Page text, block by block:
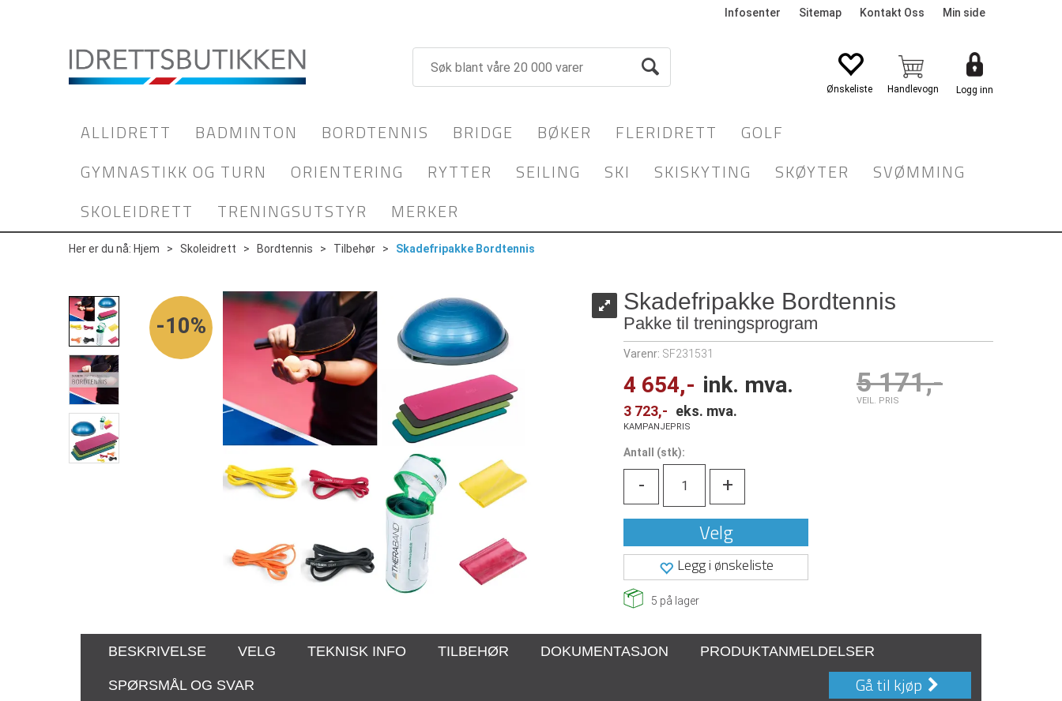
Infosenter Sitemap Kontakt Oss Min side
Logg inn
ALLIDRETT BADMINTON BORDTENNIS BRIDGE BØKER FLERIDRETT
GOLF
GYMNASTIKK OG TURN
ORIENTERING RYTTER SEILING SKI SKISKYTING SKØYTER
SVØMMING
SKOLEIDRETT
TRENINGSUTSTYR MERKER
Her er du nå: Hjem > Skoleidrett > Bordtennis > Tilbehør > Skadefripakke Bordtennis
10%
Skadefripakke Bordtennis
Pakke til treningsprogram
Varenr: SF231531
4 654,- ink. mva.
3 723,- eks. mva.
KAMPANJEPRIS
5 171,-
VEIL. PRIS
Antall (stk):
- +
Velg
Legg i ønskeliste
5 på lager
BESKRIVELSE VELG TEKNISK INFO TILBEHØR DOKUMENTASJON PRODUKTANMELDELSER
SPØRSMÅL OG SVAR Gå til kjøp